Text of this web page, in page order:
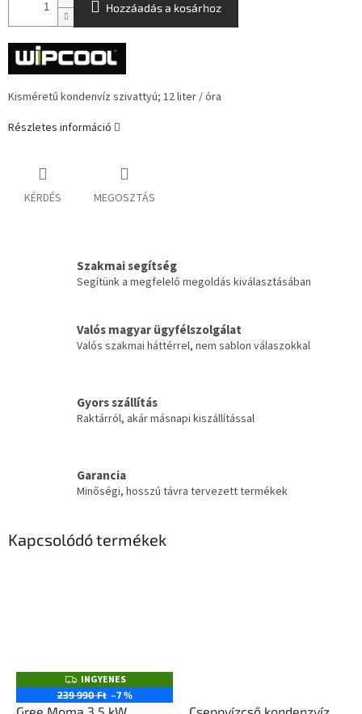
Hozzáadás a kosárhoz
Kisméretű kondenvíz szivattyú; 12 liter / óra
Részletes információ
KÉRDÉS MEGOSZTÁS
Szakmai segítség
Segítünk a megfelelő megoldás kiválasztásában
Valós magyar ügyfélszolgálat
Valós szakmai háttérrel, nem sablon válaszokkal
Gyors szállítás
Raktárról, akár másnapi kiszállítással
Garancia
Minőségi, hosszú távra tervezett termékek
Kapcsolódó termékek
I
N
G
INGYENES
239 990 Ft –7 %